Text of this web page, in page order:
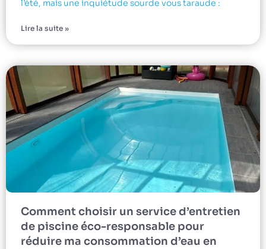
l’été, mais une inquiétude sourde vous taraude :
Lire la suite »
Comment choisir un service d’entretien
de piscine éco-responsable pour
réduire ma consommation d’eau en